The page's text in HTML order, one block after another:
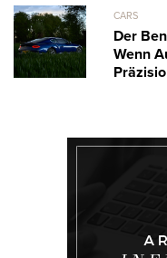
CARS
Der
Wenn